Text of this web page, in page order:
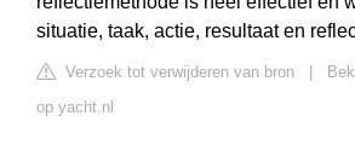
situatie, taak, actie, resultaat en
Verzoek tot verwijderen van bron
op yacht.nl